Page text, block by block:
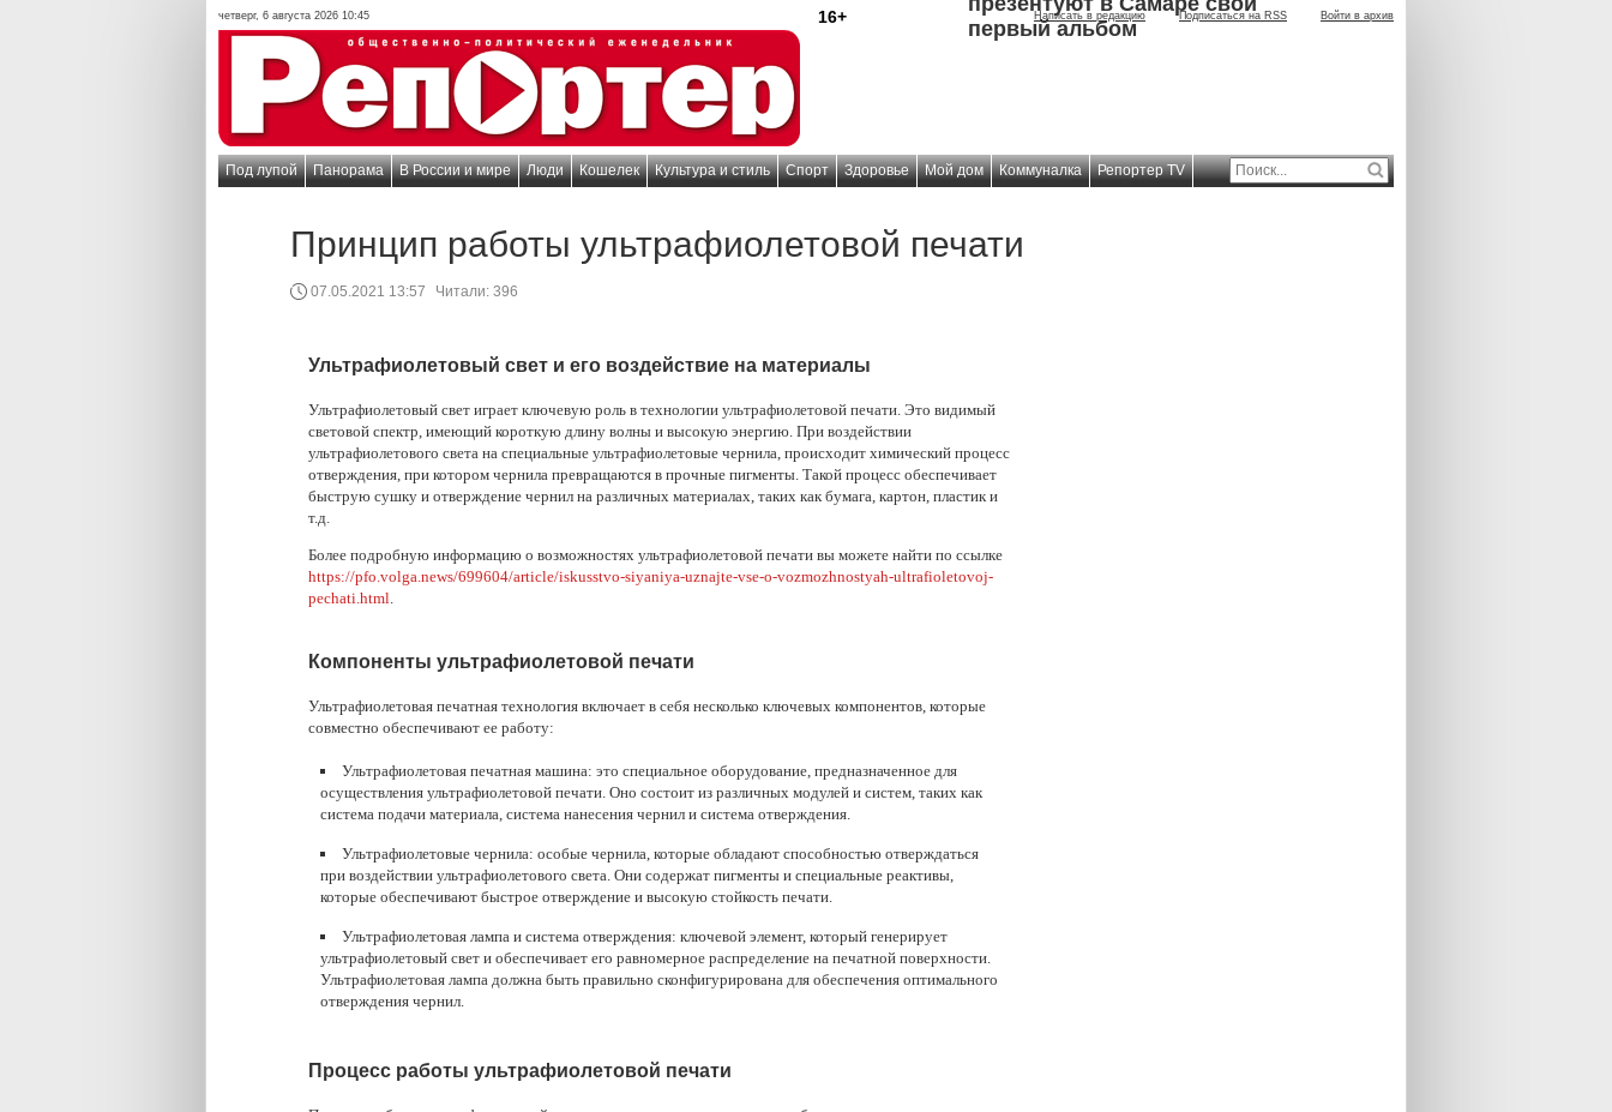
четверг, 6 августа 2026 10:45 16+ Написать в редакцию Подписаться на RSS Войти в архив
первый альбом
Под лупой Панорама В России и мире Люди Кошелек Культура и стиль Спорт Здоровье Мой дом Коммуналка Репортер TV
Принцип работы ультрафиолетовой печати
07.05.2021 13:57 Читали: 396
Ультрафиолетовый свет и его воздействие на материалы
Ультрафиолетовый свет играет ключевую роль в технологии ультрафиолетовой печати. Это видимый
световой спектр, имеющий короткую длину волны и высокую энергию. При воздействии
ультрафиолетового света на специальные ультрафиолетовые чернила, происходит химический процесс
отверждения, при котором чернила превращаются в прочные пигменты. Такой процесс обеспечивает
быструю сушку и отверждение чернил на различных материалах, таких как бумага, картон, пластик и
т.д.
Более подробную информацию о возможностях ультрафиолетовой печати вы можете найти по ссылке
https://pfo.volga.news/699604/article/iskusstvo-siyaniya-uznajte-vse-o-vozmozhnostyah-ultrafioletovoj-
pechati.html.
Компоненты ультрафиолетовой печати
Ультрафиолетовая печатная технология включает в себя несколько ключевых компонентов, которые
совместно обеспечивают ее работу:
Ультрафиолетовая печатная машина: это специальное оборудование, предназначенное для
осуществления ультрафиолетовой печати. Оно состоит из различных модулей и систем, таких как
система подачи материала, система нанесения чернил и система отверждения.
Ультрафиолетовые чернила: особые чернила, которые обладают способностью отверждаться
при воздействии ультрафиолетового света. Они содержат пигменты и специальные реактивы,
которые обеспечивают быстрое отверждение и высокую стойкость печати.
Ультрафиолетовая лампа и система отверждения: ключевой элемент, который генерирует
ультрафиолетовый свет и обеспечивает его равномерное распределение на печатной поверхности.
Ультрафиолетовая лампа должна быть правильно сконфигурирована для обеспечения оптимального
отверждения чернил.
Процесс работы ультрафиолетовой печати